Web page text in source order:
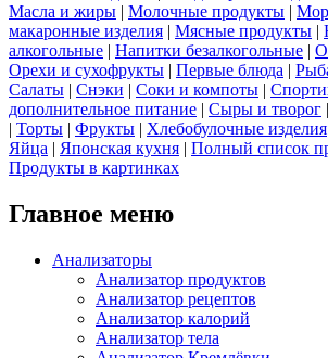
Масла и жиры | Молочные продукты |
макаронные изделия | Мясные продукты |
алкогольные | Напитки безалкогольные |
Орехи и сухофрукты | Первые блюда |
Салаты | Снэки | Соки и компоты |
дополнительное питание | Сыры и творог |
| Торты | Фрукты | Хлебобулочные изделия
Яйца | Японская кухня | Полный список
Продукты в картинках
Главное меню
Анализаторы
Анализатор продуктов
Анализатор рецептов
Анализатор калорий
Анализатор тела